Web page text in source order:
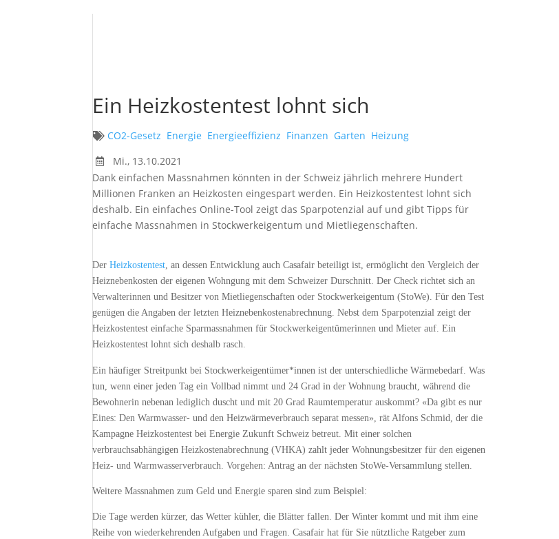
Ein Heizkostentest lohnt sich
CO2-Gesetz Energie Energieeffizienz Finanzen Garten Heizung
Mi., 13.10.2021
Dank einfachen Massnahmen könnten in der Schweiz jährlich mehrere Hundert
Millionen Franken an Heizkosten eingespart werden. Ein Heizkostentest lohnt sich
deshalb. Ein einfaches Online-Tool zeigt das Sparpotenzial auf und gibt Tipps für
einfache Massnahmen in Stockwerkeigentum und Mietliegenschaften.
DerHeizkostentest, an dessen Entwicklung auch Casafair beteiligt ist, ermöglicht den Vergleich der
Heiznebenkosten der eigenen Wohngung mit dem Schweizer Durschnitt. Der Check richtet sich an
Verwalterinnen und Besitzer von Mietliegenschaften oder Stockwerkeigentum (StoWe). Für den Test
genügen die Angaben der letzten Heiznebenkostenabrechnung. Nebst dem Sparpotenzial zeigt der
Heizkostentest einfache Sparmassnahmen für Stockwerkeigentümerinnen und Mieter auf. Ein
Heizkostentest lohnt sich deshalb rasch.
Ein häufiger Streitpunkt bei Stockwerkeigentümer*innen ist der unterschiedliche Wärmebedarf. Was
tun, wenn einer jeden Tag ein Vollbad nimmt und 24 Grad in der Wohnung braucht, während die
Bewohnerin nebenan lediglich duscht und mit 20 Grad Raumtemperatur auskommt? «Da gibt es nur
Eines: Den Warmwasser- und den Heizwärmeverbrauch separat messen», rät Alfons Schmid, der die
Kampagne Heizkostentest bei Energie Zukunft Schweiz betreut. Mit einer solchen
verbrauchsabhängigen Heizkostenabrechnung (VHKA) zahlt jeder Wohnungsbesitzer für den eigenen
Heiz- und Warmwasserverbrauch. Vorgehen: Antrag an der nächsten StoWe-Versammlung stellen.
Weitere Massnahmen zum Geld und Energie sparen sind zum Beispiel:
Die Tage werden kürzer, das Wetter kühler, die Blätter fallen. Der Winter kommt und mit ihm eine
Reihe von wiederkehrenden Aufgaben und Fragen. Casafair hat für Sie nütztliche Ratgeber zum